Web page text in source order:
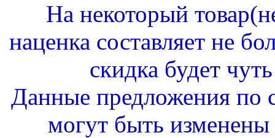
На некоторый
наценка составляет не
скидка будет
Данные предложения по
могут быть изменены